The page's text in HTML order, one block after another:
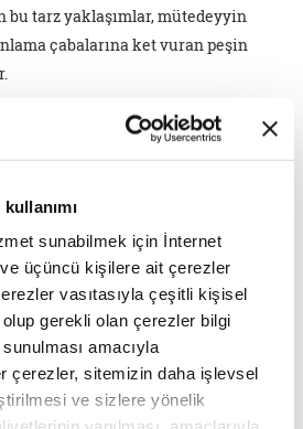
sunabilmek için İnternet
üçüncü kişilere ait çerezler
vasıtasıyla çeşitli kişisel
gerekli olan çerezler bilgi
amacıyla
çerezler, sitemizin daha işlevsel
ve sizlere yönelik
bu tarz yaklaşımlar, mütedeyyin
çabalarına ket vuran peşin
taşısalar da bu fikir ve argüman
anlamaya katkı sunmak
altında var olmaya çalışan ve bu
sürdürenlere yönelttiği için daha
ve türevi kavramların